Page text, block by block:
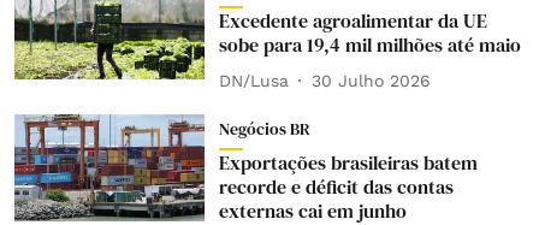
Excedente agroalimentar da UE
sobe para 19,4 mil milhões até maio
DN/Lusa 30 Julho 2026
Negócios BR
Exportações brasileiras batem
recorde e déficit das contas
externas cai em junho